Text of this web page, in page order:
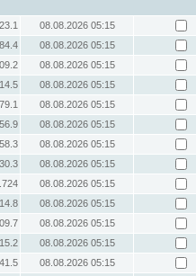
08.08.2026 05:15
08.08.2026 05:15
08.08.2026 05:15
08.08.2026 05:15
08.08.2026 05:15
08.08.2026 05:15
08.08.2026 05:15
08.08.2026 05:15
08.08.2026 05:15
08.08.2026 05:15
08.08.2026 05:15
08.08.2026 05:15
08.08.2026 05:15